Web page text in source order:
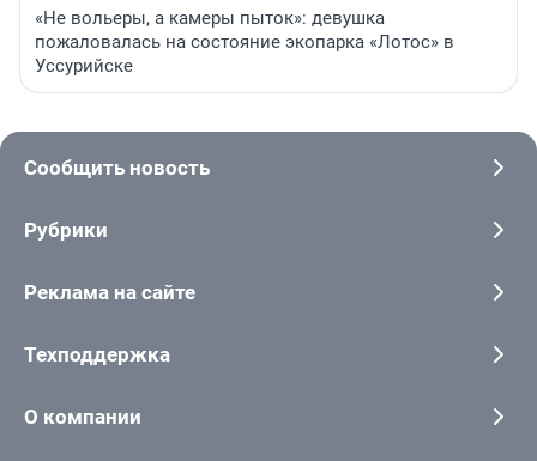
«Не вольеры, а камеры пыток»: девушка
пожаловалась на состояние экопарка «Лотос» в
Уссурийске
Сообщить новость
Рубрики
Реклама на сайте
Техподдержка
О компании